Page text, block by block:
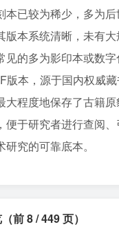
本已较为稀少，多为
版本系统清晰，未有
见的多为影印本或数
版本，源于国内权威
大程度地保存了古籍原
便于研究者进行查阅
究的可靠底本。
前 8 / 449 页）